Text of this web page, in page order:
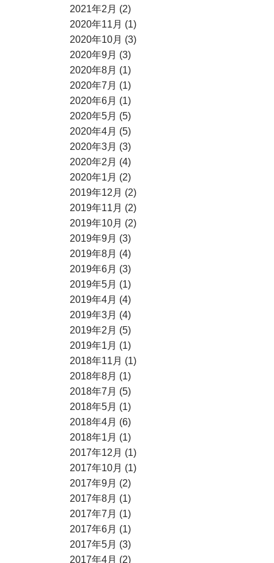
2021年2月 (2)
2020年11月 (1)
2020年10月 (3)
2020年9月 (3)
2020年8月 (1)
2020年7月 (1)
2020年6月 (1)
2020年5月 (5)
2020年4月 (5)
2020年3月 (3)
2020年2月 (4)
2020年1月 (2)
2019年12月 (2)
2019年11月 (2)
2019年10月 (2)
2019年9月 (3)
2019年8月 (4)
2019年6月 (3)
2019年5月 (1)
2019年4月 (4)
2019年3月 (4)
2019年2月 (5)
2019年1月 (1)
2018年11月 (1)
2018年8月 (1)
2018年7月 (5)
2018年5月 (1)
2018年4月 (6)
2018年1月 (1)
2017年12月 (1)
2017年10月 (1)
2017年9月 (2)
2017年8月 (1)
2017年7月 (1)
2017年6月 (1)
2017年5月 (3)
2017年4月 (2)